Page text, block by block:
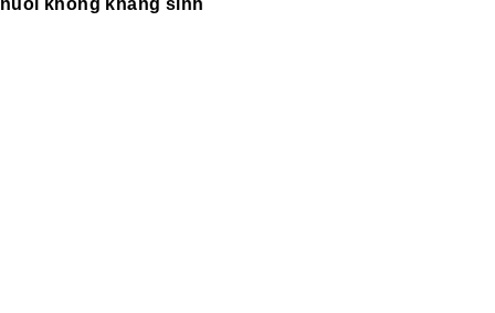
nuôi không kháng sinh